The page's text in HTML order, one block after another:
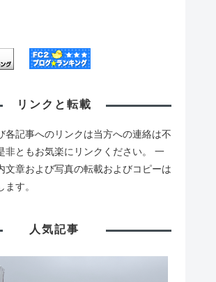
リンクと転載
各記事へのリンクは当方への連絡は不
非ともお気楽にリンクください。 一
文章および写真の転載およびコピーは
す。
人気記事